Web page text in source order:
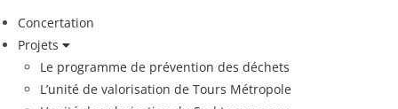
Concertation
Projets
Le programme de prévention des déchets
L’unité de valorisation de Tours Métropole